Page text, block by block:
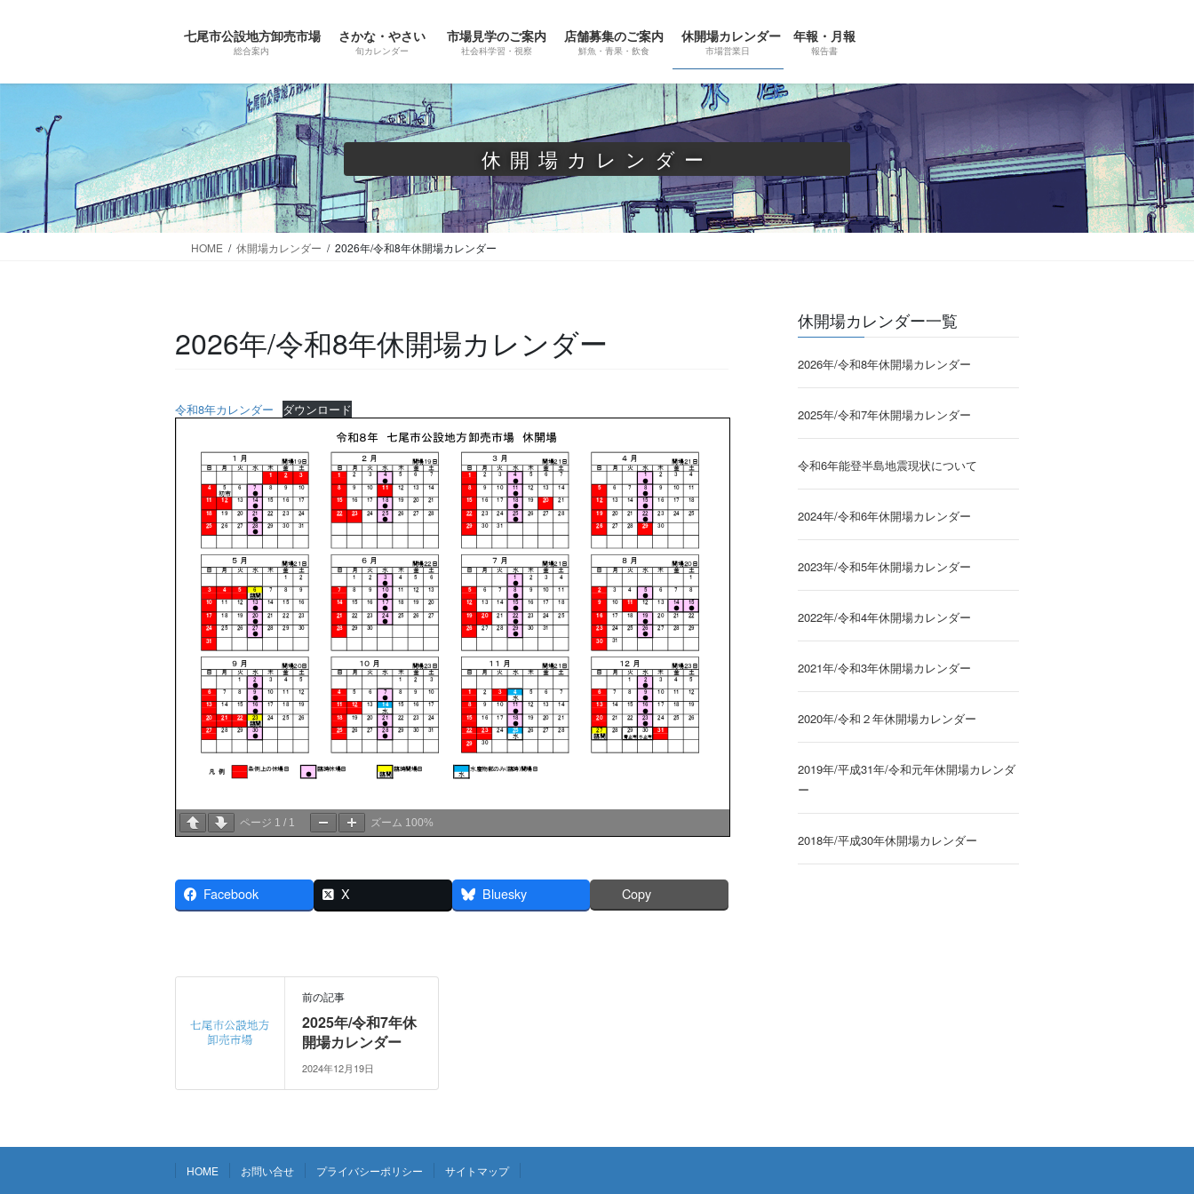
七尾市公設地方卸売市場
総合案内
さかな・やさい
旬カレンダー
市場見学のご案内
社会科学習・視察
店舗募集のご案内
鮮魚・青果・飲食
休開場カレンダー
市場営業日
年報・月報
報告書
休開場カレンダー
HOME 休開場カレンダー 2026年/令和8年休開場カレンダー
2026年/令和8年休開場カレンダー
令和8年カレンダー ダウンロード
ページ 1 / 1 ズーム 100%
Facebook X Bluesky Copy
前の記事
2025年/令和7年休
開場カレンダー
2024年12月19日
休開場カレンダー一覧
2026年/令和8年休開場カレンダー
2025年/令和7年休開場カレンダー
令和6年能登半島地震現状について
2024年/令和6年休開場カレンダー
2023年/令和5年休開場カレンダー
2022年/令和4年休開場カレンダー
2021年/令和3年休開場カレンダー
2020年/令和２年休開場カレンダー
2019年/平成31年/令和元年休開場カレンダ
ー
2018年/平成30年休開場カレンダー
HOME お問い合せ プライバシーポリシー サイトマップ